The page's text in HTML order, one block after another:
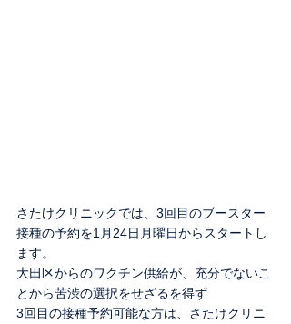
さたけクリニックでは、3回目のブースター
接種の予約を1月24日月曜日からスタートし
ます。
大田区からのワクチン供給が、充分でないこ
とから苦渋の選択をせざるを得ず
3回目の接種予約可能な方は、さたけクリニ